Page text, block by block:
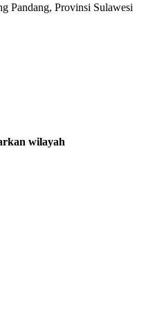
Pandang, Provinsi Sulawesi
wilayah